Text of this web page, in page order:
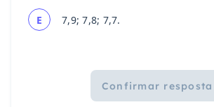
E 7,9; 7,8; 7,7.
Confirmar resposta